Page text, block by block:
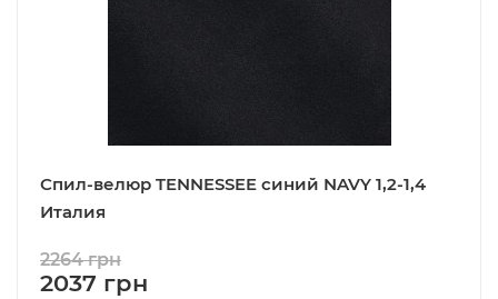
Спил-велюр TENNESSEE синий NAVY 1,2-1,4
Италия
2037 грн
2264 грн